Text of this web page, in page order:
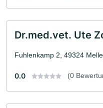
Dr.med.vet. Ute
Fuhlenkamp 2, 49324
0.0 (0